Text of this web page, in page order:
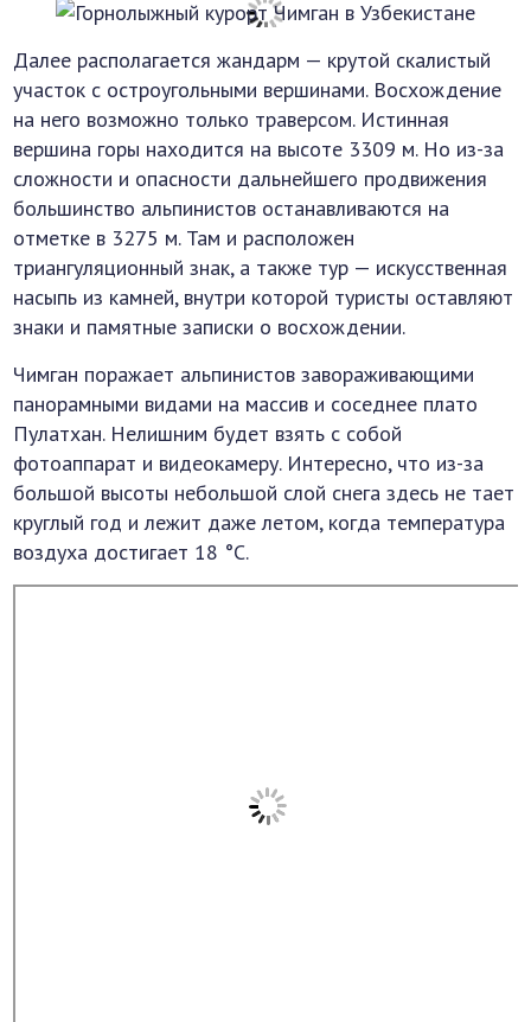
Далее располагается жандарм — крутой скалистый
участок с остроугольными вершинами. Восхождение
на него возможно только траверсом. Истинная
вершина горы находится на высоте 3309 м. Но из-за
сложности и опасности дальнейшего продвижения
большинство альпинистов останавливаются на
отметке в 3275 м. Там и расположен
триангуляционный знак, а также тур — искусственная
насыпь из камней, внутри которой туристы оставляют
знаки и памятные записки о восхождении.
Чимган поражает альпинистов завораживающими
панорамными видами на массив и соседнее плато
Пулатхан. Нелишним будет взять с собой
фотоаппарат и видеокамеру. Интересно, что из-за
большой высоты небольшой слой снега здесь не тает
круглый год и лежит даже летом, когда температура
воздуха достигает 18 °C.